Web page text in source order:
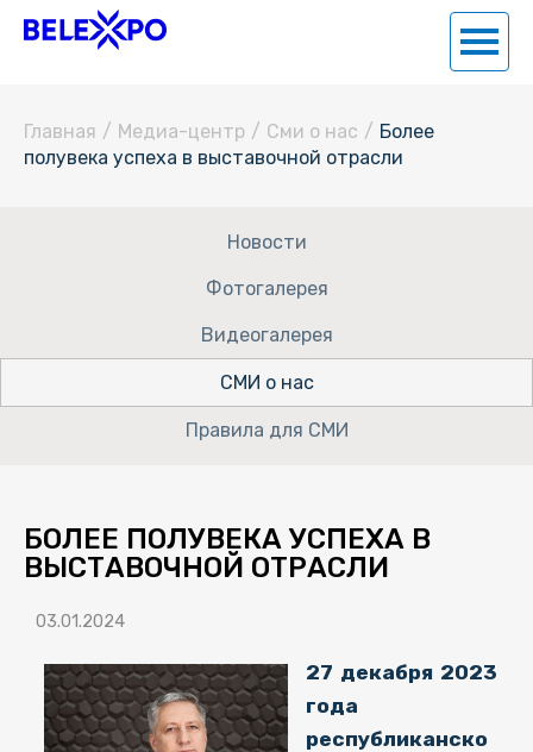
Главная / Медиа-центр / Сми о нас / Более
полувека успеха в выставочной отрасли
Новости
Фотогалерея
Видеогалерея
СМИ о нас
Правила для СМИ
БОЛЕЕ ПОЛУВЕКА УСПЕХА В
ВЫСТАВОЧНОЙ ОТРАСЛИ
03.01.2024
27 декабря 2023
года
республиканско